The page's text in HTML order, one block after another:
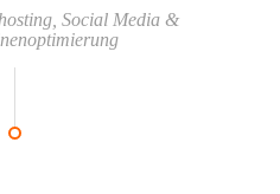
Social Media &